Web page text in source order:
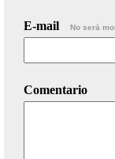
E-mail No será
Comentario